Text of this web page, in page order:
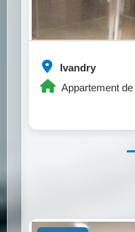
Ivandry
Appartement